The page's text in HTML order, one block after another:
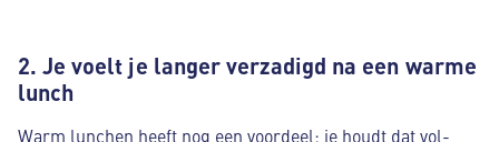
2. Je voelt je langer verzadigd na een warme
lunch
Warm lunchen heeft nog een voordeel: je houdt dat vol-